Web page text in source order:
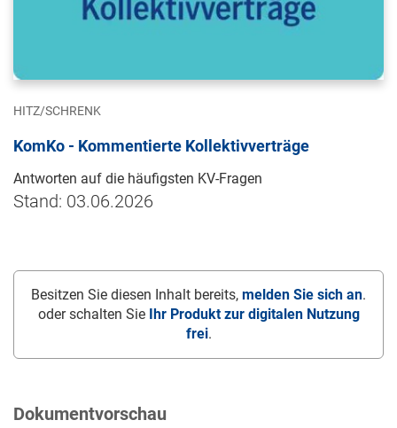
HITZ/SCHRENK
KomKo - Kommentierte Kollektivverträge
Antworten auf die häufigsten KV-Fragen
Stand: 03.06.2026
Besitzen Sie diesen Inhalt bereits, melden Sie sich an.
oder schalten Sie
Ihr Produkt zur digitalen Nutzung
frei.
Dokumentvorschau